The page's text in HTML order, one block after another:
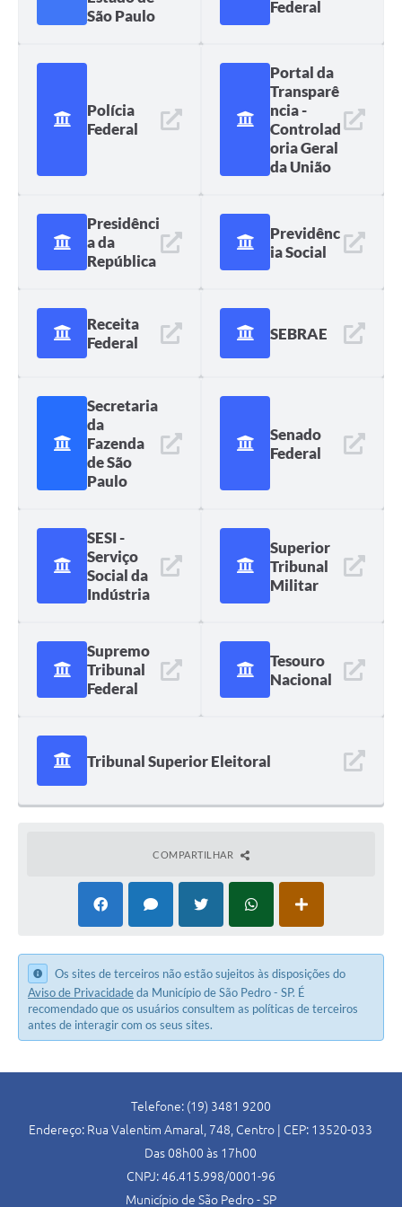
São Paulo
Federal
Polícia
Federal
Portal da
Transparê
ncia -
Controlad
oria Geral
da União
Presidênci
a da
República
Previdênc
ia Social
Receita
Federal
SEBRAE
Secretaria
da
Fazenda
de São
Paulo
Senado
Federal
SESI -
Serviço
Social da
Indústria
Superior
Tribunal
Militar
Supremo
Tribunal
Federal
Tesouro
Nacional
Tribunal Superior Eleitoral
COMPARTILHAR
Os sites de terceiros não estão sujeitos às disposições do
Aviso de Privacidadeda Município de São Pedro - SP. É
recomendado que os usuários consultem as políticas de terceiros
antes de interagir com os seus sites.
Telefone: (19) 3481 9200
Endereço: Rua Valentim Amaral, 748, Centro | CEP: 13520-033
Das 08h00 às 17h00
CNPJ: 46.415.998/0001-96
Município de São Pedro - SP